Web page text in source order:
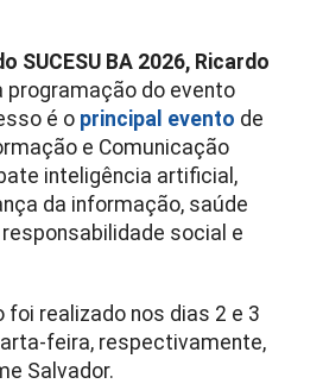
SUCESU BA 2026, Ricardo
programação do evento
é o principal evento de
e Comunicação
inteligência artificial,
da informação, saúde
social e
foi realizado nos dias 2 e 3
feira, respectivamente,
Salvador.